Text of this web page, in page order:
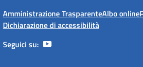
Amministrazione TrasparenteAlbo online
Dichiarazione di accessibilità
Seguici su: